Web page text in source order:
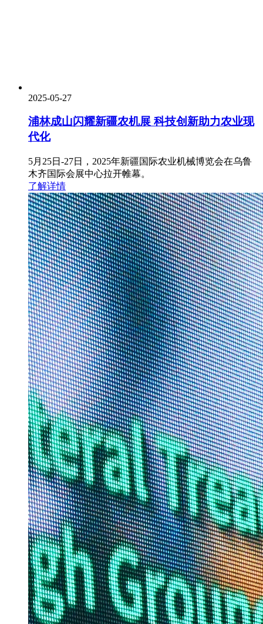
2025-05-27
浦林成山闪耀新疆农机展 科技创新助力农业现
代化
5月25日-27日，2025年新疆国际农业机械博览会在乌鲁
木齐国际会展中心拉开帷幕。
了解详情